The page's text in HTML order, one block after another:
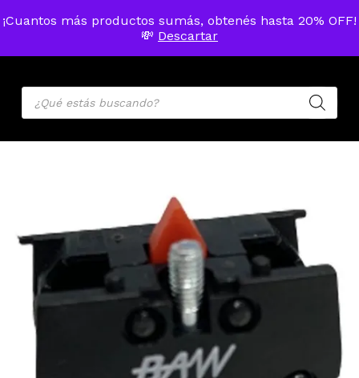
¡Cuantos más productos sumás, obtenés hasta 20% OFF!
💸 Descartar
to
content
MENU
Products
search